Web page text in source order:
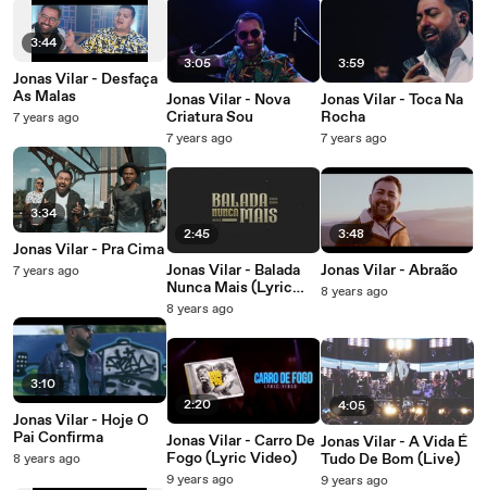
3:44
Jonas Vilar - Desfaça
As Malas
7 years ago
3:34
Jonas Vilar - Pra Cima
7 years ago
3:10
Jonas Vilar - Hoje O
Pai Confirma
8 years ago
3:05
Jonas Vilar - Nova
Criatura Sou
7 years ago
2:45
Jonas Vilar - Balada
Nunca Mais (Lyric
Video)
8 years ago
2:20
Jonas Vilar - Carro De
Fogo (Lyric Video)
9 years ago
3:59
Jonas Vilar - Toca Na
Rocha
7 years ago
3:48
Jonas Vilar - Abraão
8 years ago
4:05
Jonas Vilar - A Vida É
Tudo De Bom (Live)
9 years ago